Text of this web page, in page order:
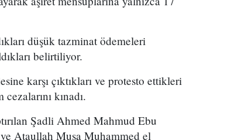
düşük tazminat ödemeleri
belirtiliyor.
karşı çıktıkları ve protesto ettikleri
kınadı.
Şadli Ahmed Mahmud Ebu
Ataullah Musa Muhammed el